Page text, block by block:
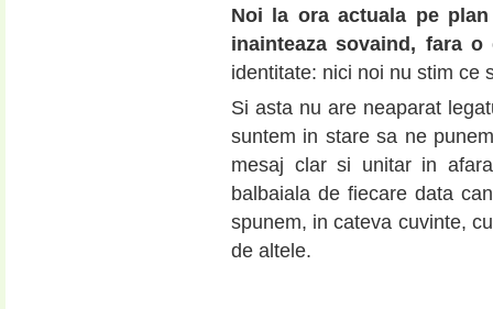
Noi la ora actuala pe
inainteaza sovaind, fara o
identitate: nici noi nu stim ce
Si asta nu are neaparat
suntem in stare sa ne
mesaj clar si unitar in
balbaiala de fiecare data
spunem, in cateva cuvinte,
de altele.